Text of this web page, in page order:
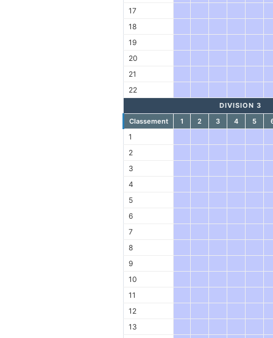
17
18
19
20
21
22
DIVISION 3
Classement
1 2 3 4 5
1
2
3
4
5
6
7
8
9
10
11
12
13